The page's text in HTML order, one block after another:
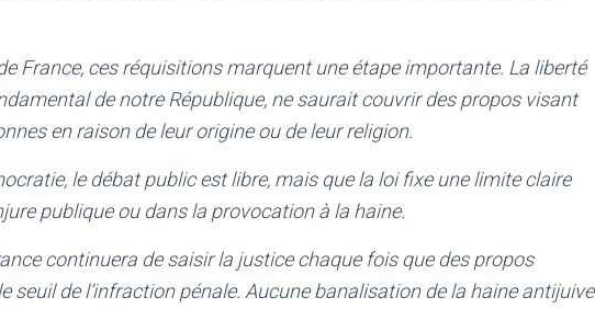
France, ces réquisitions marquent une étape importante. La liberté
de notre République, ne saurait couvrir des propos visant
en raison de leur origine ou de leur religion.
le débat public est libre, mais que la loi fixe une limite claire
publique ou dans la provocation à la haine.
continuera de saisir la justice chaque fois que des propos
seuil de l’infraction pénale. Aucune banalisation de la haine antijuive